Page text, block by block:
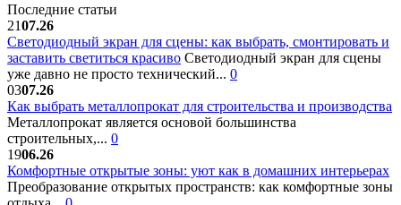
Последние статьи
2107.26
Светодиодный экран для сцены: как выбрать, смонтировать и
заставить светиться красиво Светодиодный экран для сцены
уже давно не просто технический... 0
0307.26
Как выбрать металлопрокат для строительства и производства
Металлопрокат является основой большинства
строительных,... 0
1906.26
Комфортные открытые зоны: уют как в домашних интерьерах
Преобразование открытых пространств: как комфортные зоны